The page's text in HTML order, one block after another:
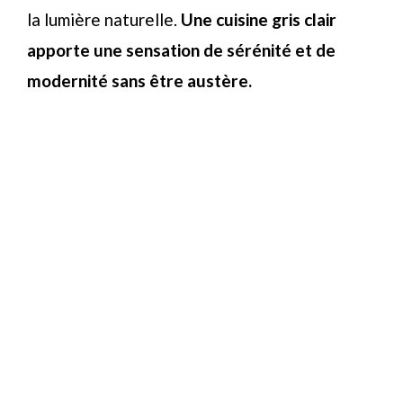
la lumière naturelle. Une cuisine gris clair
apporte une sensation de sérénité et de
modernité sans être austère.